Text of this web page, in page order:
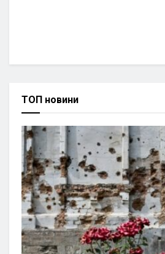
ТОП новини